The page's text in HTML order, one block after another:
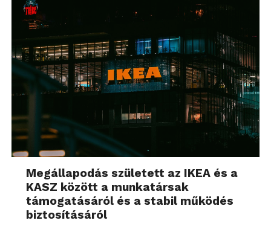
Megállapodás született az IKEA és a
KASZ között a munkatársak
támogatásáról és a stabil működés
biztosításáról